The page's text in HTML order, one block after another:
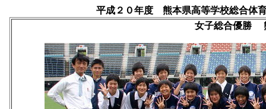
平成２０年度 熊本県高等学校総合体
女子総合優勝